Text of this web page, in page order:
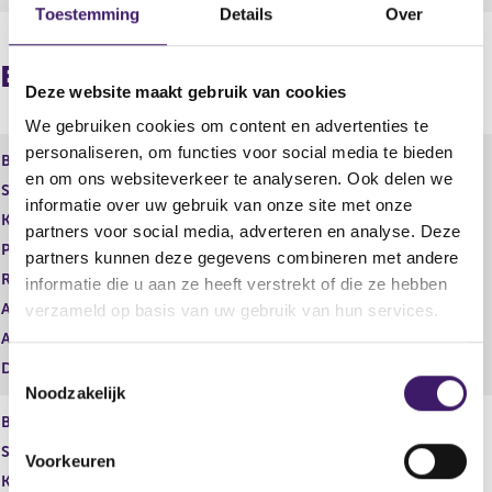
Toestemming Details Over
Deze website maakt gebruik van cookies
We gebruiken cookies om content en advertenties te
personaliseren, om functies voor social media te bieden
en om ons websiteverkeer te analyseren. Ook delen we
informatie over uw gebruik van onze site met onze
partners voor social media, adverteren en analyse. Deze
partners kunnen deze gegevens combineren met andere
informatie die u aan ze heeft verstrekt of die ze hebben
verzameld op basis van uw gebruik van hun services.
T
e
s
t
Noodzakelijk
Voorkeuren
t
r
e
u
l
t
a
a
t
s
u
t
a
Beleggingsinstellingen
Beleggingsinstelling
Natixis International Funds LUX I
Soort
Fonds
Karakterstructuur
Product
Financieel instrument
Regime
ICBE
Aanbod Professionals
Nee
Aanbod Retail
Nee
Datum inschrijving
Beleggingsinstelling
Soort
Karakterstructuur